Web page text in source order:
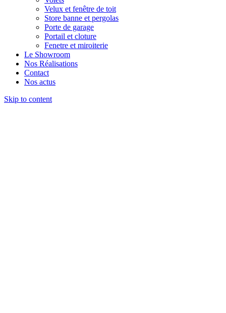
Velux et fenêtre de toit
Store banne et pergolas
Porte de garage
Portail et cloture
Fenetre et miroiterie
Le Showroom
Nos Réalisations
Contact
Nos actus
Skip to content